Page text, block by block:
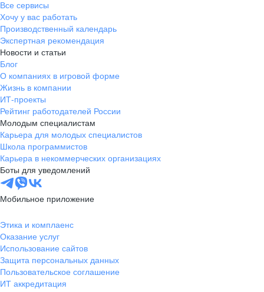
Все сервисы
Хочу у вас работать
Производственный календарь
Экспертная рекомендация
Новости и статьи
Блог
О компаниях в игровой форме
Жизнь в компании
ИТ-проекты
Рейтинг работодателей России
Молодым специалистам
Карьера для молодых специалистов
Школа программистов
Карьера в некоммерческих организациях
Боты для уведомлений
Мобильное приложение
Этика и комплаенс
Оказание услуг
Использование сайтов
Защита персональных данных
Пользовательское соглашение
ИТ аккредитация